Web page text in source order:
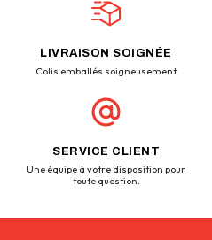
LIVRAISON SOIGNÉE
Colis emballés soigneusement
SERVICE CLIENT
Une équipe à votre disposition pour
toute question.